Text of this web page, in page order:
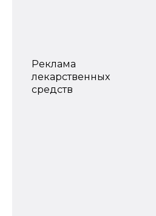
Реклама
лекарственных
средств